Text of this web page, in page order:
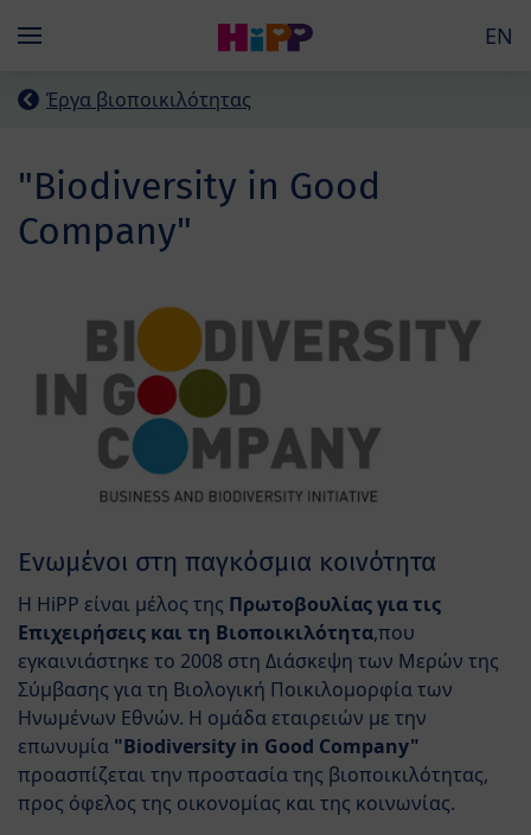
Menü EN
Έργα βιοποικιλότητας
"Biodiversity in Good
Company"
Ενωμένοι στη παγκόσμια κοινότητα
Η HiPP είναι μέλος της Πρωτοβουλίας για τις
Επιχειρήσεις και τη Βιοποικιλότητα,που
εγκαινιάστηκε το 2008 στη Διάσκεψη των Μερών της
Σύμβασης για τη Βιολογική Ποικιλομορφία των
Ηνωμένων Εθνών. Η ομάδα εταιρειών με την
επωνυμία "Biodiversity in Good Company"
προασπίζεται την προστασία της βιοποικιλότητας,
προς όφελος της οικονομίας και της κοινωνίας.